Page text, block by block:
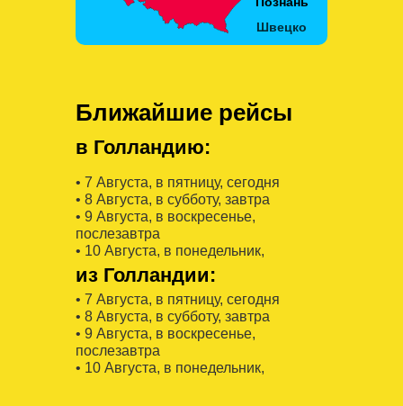
Ближайшие рейсы
в Голландию:
• 7 Августa, в пятницу, сегодня
• 8 Августa, в субботу, завтра
• 9 Августa, в воскресенье,
послезавтра
• 10 Августa, в понедельник,
из Голландии:
• 7 Августa, в пятницу, сегодня
• 8 Августa, в субботу, завтра
• 9 Августa, в воскресенье,
послезавтра
• 10 Августa, в понедельник,